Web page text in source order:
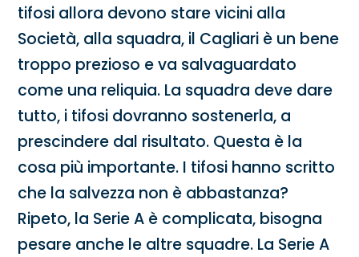
tifosi allora devono stare vicini alla
Società, alla squadra, il Cagliari è un bene
troppo prezioso e va salvaguardato
come una reliquia. La squadra deve dare
tutto, i tifosi dovranno sostenerla, a
prescindere dal risultato. Questa è la
cosa più importante. I tifosi hanno scritto
che la salvezza non è abbastanza?
Ripeto, la Serie A è complicata, bisogna
pesare anche le altre squadre. La Serie A